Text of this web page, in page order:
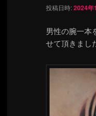
投稿日時:2024年
男性の腕一本
せて頂きまし